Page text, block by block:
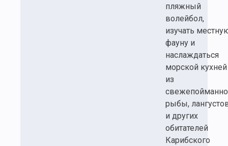
пляжный
волейбол,
изучать
фауну и
наслаждаться
морской кухней
из
рыбы,
и других
обитателей
Карибского